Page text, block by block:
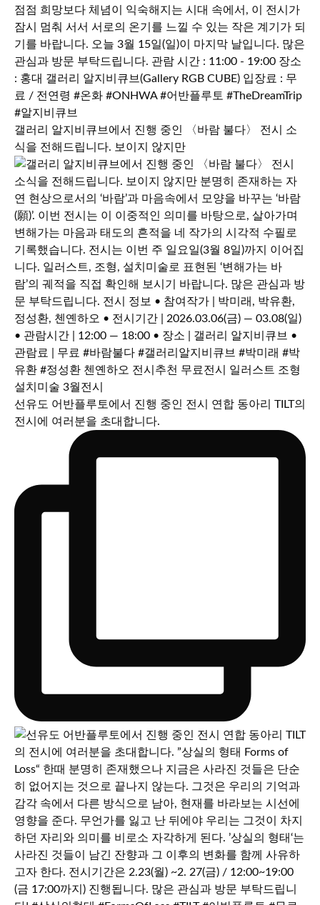
갤러리 알지비큐브에서 진행 중인 〈바람 불다〉 전시 소
식을 전해드립니다. 보이지 않지만
선유도 어반플루토에서 진행 중인 전시 연합 동아리 TILT의
전시에 여러분을 초대합니다.